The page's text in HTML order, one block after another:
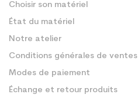
Choisir son matériel
État du matériel
Notre atelier
Conditions générales de ventes
Modes de paiement
Échange et retour produits